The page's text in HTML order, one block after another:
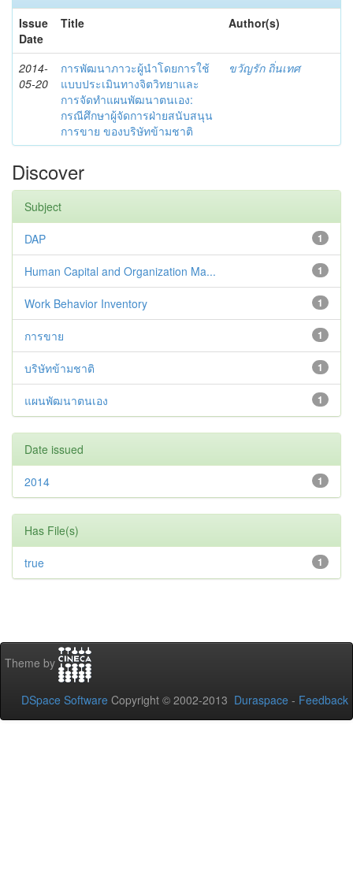
Issue
Date
Title Author(s)
2014-
05-20
การพัฒนาภาวะผู้นำโดยการใช้
แบบประเมินทางจิตวิทยาและ
การจัดทำแผนพัฒนาตนเอง:
กรณีศึกษาผู้จัดการฝ่ายสนับสนุน
การขาย ของบริษัทข้ามชาติ
ขวัญรัก ถิ่นเทศ
Discover
Subject
1
DAP
1
Human Capital and Organization Ma...
1
Work Behavior Inventory
1
การขาย
1
บริษัทข้ามชาติ
1
แผนพัฒนาตนเอง
Date issued
1
2014
Has File(s)
1
true
Theme by
DSpace Software Copyright © 2002-2013 Duraspace - Feedback